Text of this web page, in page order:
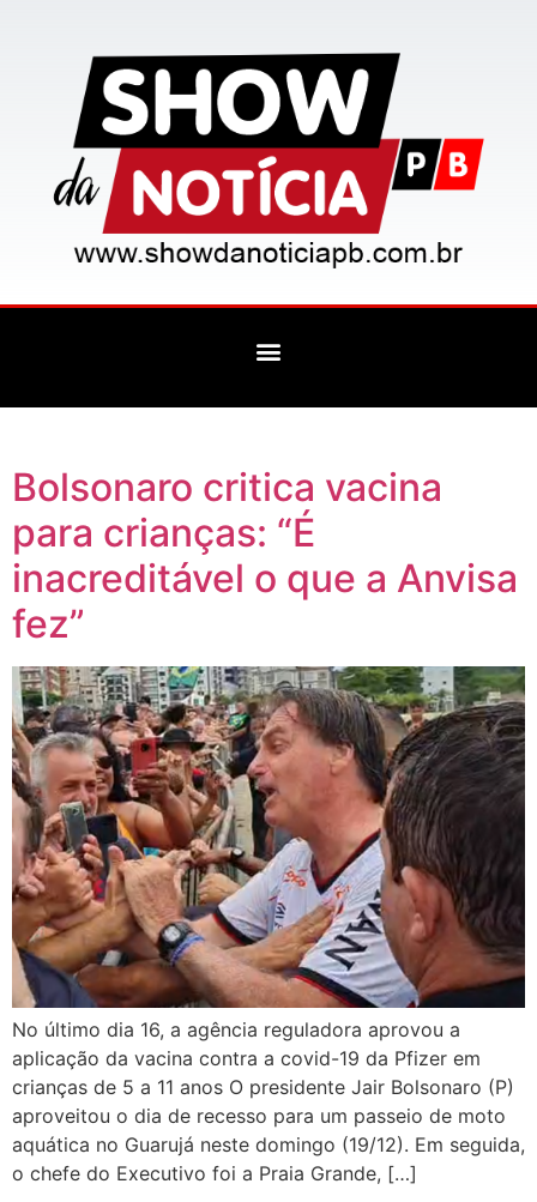
Bolsonaro critica vacina
para crianças: “É
inacreditável o que a Anvisa
fez”
No último dia 16, a agência reguladora aprovou a
aplicação da vacina contra a covid-19 da Pfizer em
crianças de 5 a 11 anos O presidente Jair Bolsonaro (P)
aproveitou o dia de recesso para um passeio de moto
aquática no Guarujá neste domingo (19/12). Em seguida,
o chefe do Executivo foi a Praia Grande, […]